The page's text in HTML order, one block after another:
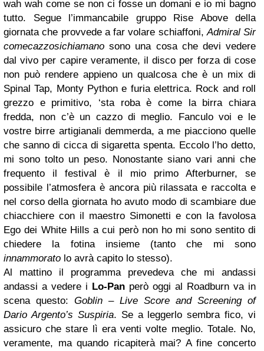
wah wah come se non ci fosse un domani e io mi bagno
tutto. Segue l’immancabile gruppo Rise Above della
giornata che provvede a far volare schiaffoni,Admiral Sir
comecazzosichiamano sono una cosa che devi vedere
dal vivo per capire veramente, il disco per forza di cose
non può rendere appieno un qualcosa che è un mix di
Spinal Tap, Monty Python e furia elettrica. Rock and roll
grezzo e primitivo, ‘sta roba è come la birra chiara
fredda, non c’è un cazzo di meglio. Fanculo voi e le
vostre birre artigianali demmerda, a me piacciono quelle
che sanno di cicca di sigaretta spenta. Eccolo l’ho detto,
mi sono tolto un peso. Nonostante siano vari anni che
frequento il festival è il mio primo Afterburner, se
possibile l’atmosfera è ancora più rilassata e raccolta e
nel corso della giornata ho avuto modo di scambiare due
chiacchiere con il maestro Simonetti e con la favolosa
Ego dei White Hills a cui però non ho mi sono sentito di
chiedere la fotina insieme (tanto che mi sono
innammorato lo avrà capito lo stesso).
Al mattino il programma prevedeva che mi andassi
andassi a vedere i Lo-Pan però oggi al Roadburn va in
scena questo: Goblin – Live Score and Screening of
Dario Argento’s Suspiria. Se a leggerlo sembra fico, vi
assicuro che stare lì era venti volte meglio. Totale. No,
veramente, ma quando ricapiterà mai? A fine concerto